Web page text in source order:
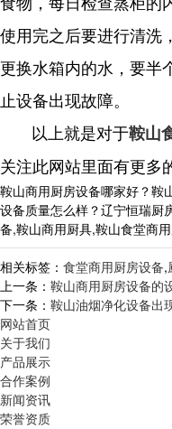
使用完之后要进行清洗
更换水箱内的水，要半
止设备出现故障。
以上就是对于鞍山
关注此网站里面有更多
鞍山商用厨房设备哪家好？鞍
设备质量怎么样？辽宁恒瑞厨
备,鞍山商用厨具,鞍山食堂商
相关标签： 食堂商用厨房设备,
上一条： 鞍山商用厨房设备的
下一条： 鞍山油烟净化设备出
网站首页
关于我们
产品展示
合作案例
新闻资讯
荣誉资质